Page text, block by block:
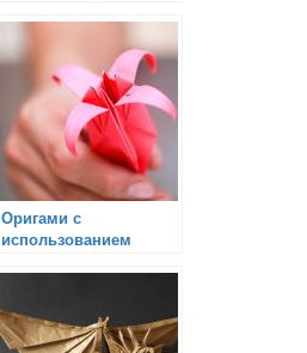
Оригами с
использованием